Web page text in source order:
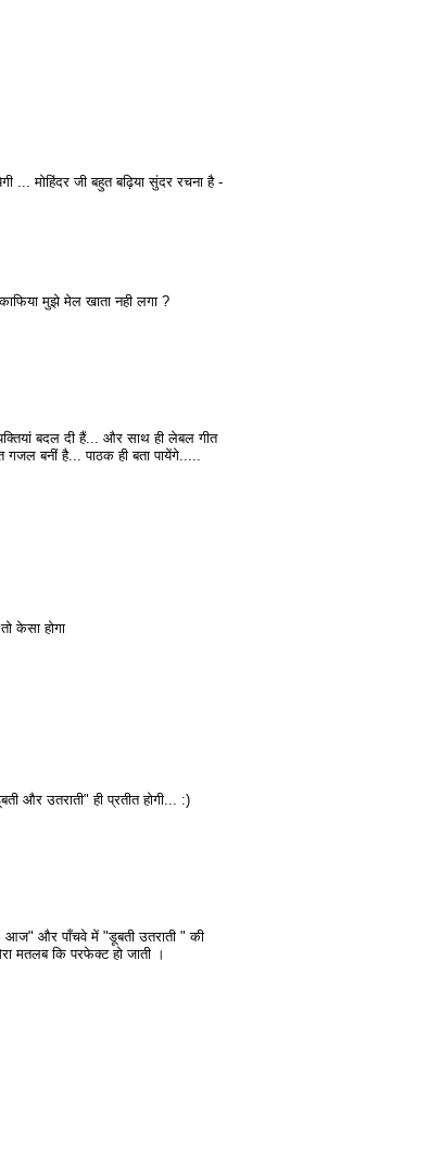
... मोहिंदर जी बहुत बढ़िया सुंदर रचना है -
मुझे मेल खाता नही लगा ?
बदल दी हैं... और साथ ही लेबल गीत
बनीं है... पाठक ही बता पायेंगे.....
केसा होगा
और उतराती" ही प्रतीत होगी... :)
और पाँचवे में "डूबती उतराती " की
मतलब कि परफेक्ट हो जाती ।